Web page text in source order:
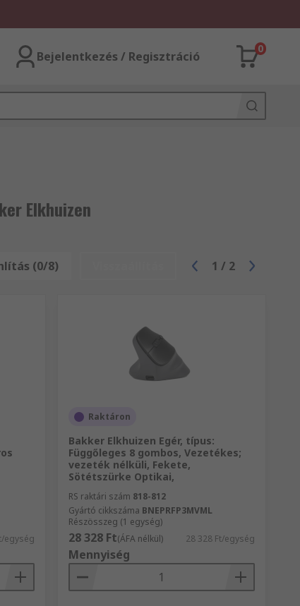
Bejelentkezés / Regisztráció
0
Elkhuizen
(0/8) 1 / 2
egység
Raktáron
Bakker Elkhuizen Egér, típus:
Függőleges 8 gombos, Vezetékes;
vezeték nélküli, Fekete,
Sötétszürke Optikai,
RS raktári szám 818-812
Gyártó cikkszáma BNEPRFP3MVML
Részösszeg (1 egység)
28 328 Ft(ÁFA nélkül) 28 328 Ft/egység
Mennyiség